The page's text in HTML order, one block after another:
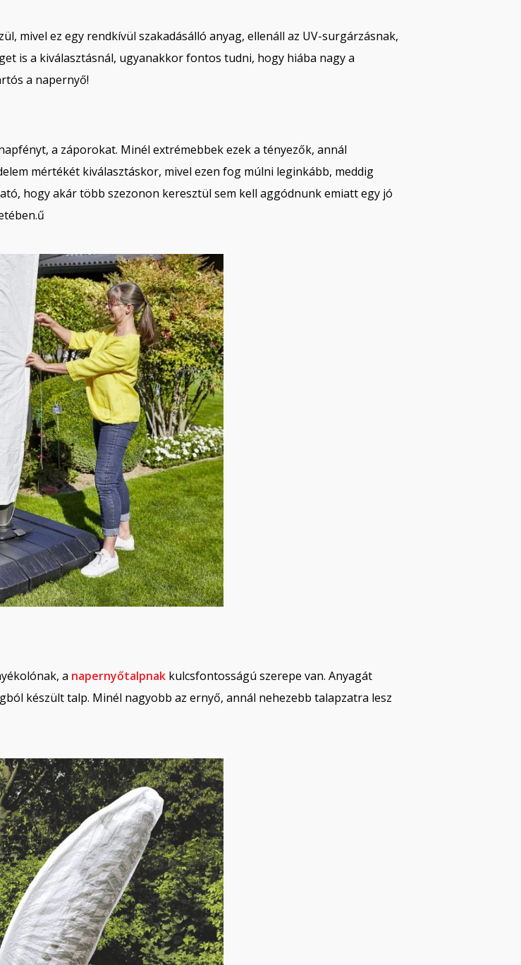
mivel ez egy rendkívül szakadásálló anyag, ellenáll az UV-surgárzásnak,
is a kiválasztásnál, ugyanakkor fontos tudni, hogy hiába nagy a
a napernyő!
a záporokat. Minél extrémebbek ezek a tényezők, annál
mértékét kiválasztáskor, mivel ezen fog múlni leginkább, meddig
hogy akár több szezonon keresztül sem kell aggódnunk emiatt egy jó
a napernyőtalpnak kulcsfontosságú szerepe van. Anyagát
készült talp. Minél nagyobb az ernyő, annál nehezebb talapzatra lesz